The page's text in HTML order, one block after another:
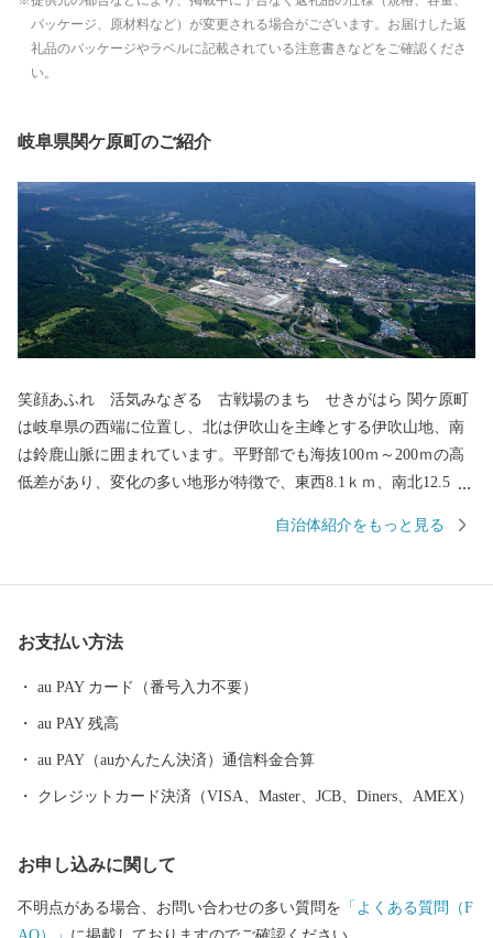
パッケージ、原材料など）が変更される場合がございます。お届けした返
礼品のパッケージやラベルに記載されている注意書きなどをご確認くださ
い。
岐阜県関ケ原町のご紹介
笑顔あふれ 活気みなぎる 古戦場のまち せきがはら 関ケ原町
は岐阜県の西端に位置し、北は伊吹山を主峰とする伊吹山地、南
は鈴鹿山脈に囲まれています。平野部でも海抜100ｍ～200ｍの高
低差があり、変化の多い地形が特徴で、東西8.1ｋｍ、南北12.5ｋ
う東西の結節点であったこの地には、古くは日本武尊に縁の地で
も言われ、関ケ原には、言葉や食など様々な分野で東西文化が混
言われぬ物語があります。関ケ原はまさに「戦国（終焉）の聖
地」といえるでしょう。魅力あふれる関ケ原町の観光情報の発信
拠点としてJR関ケ原駅前に開館した「関ケ原駅前観光交流館（愛
自治体紹介をもっと見る
お支払い方法
au PAY カード（番号入力不要）
au PAY 残高
au PAY（auかんたん決済）通信料金合算
クレジットカード決済（VISA、Master、JCB、Diners、AMEX）
お申し込みに関して
不明点がある場合、お問い合わせの多い質問を 「よくある質問（F